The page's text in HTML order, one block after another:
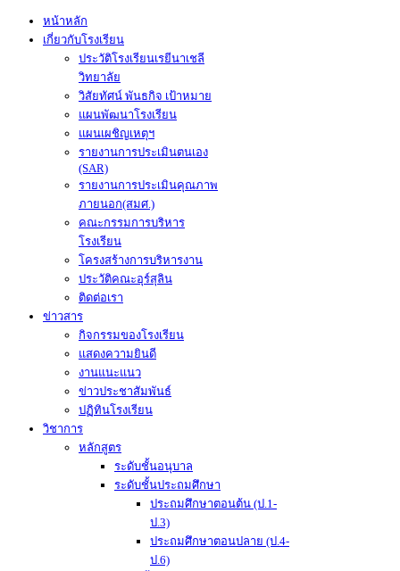
หน้าหลัก
เกี่ยวกับโรงเรียน
ประวัติโรงเรียนเรยีนาเชลี
วิทยาลัย
วิสัยทัศน์ พันธกิจ เป้าหมาย
แผนพัฒนาโรงเรียน
แผนเผชิญเหตุฯ
รายงานการประเมินตนเอง
(SAR)
รายงานการประเมินคุณภาพ
ภายนอก(สมศ.)
คณะกรรมการบริหาร
โรงเรียน
โครงสร้างการบริหารงาน
ประวัติคณะอุร์สุลิน
ติดต่อเรา
ข่าวสาร
กิจกรรมของโรงเรียน
แสดงความยินดี
งานแนะแนว
ข่าวประชาสัมพันธ์
ปฏิทินโรงเรียน
วิชาการ
หลักสูตร
ระดับชั้นอนุบาล
ระดับชั้นประถมศึกษา
ประถมศึกษาตอนต้น (ป.1-
ป.3)
ประถมศึกษาตอนปลาย (ป.4-
ป.6)